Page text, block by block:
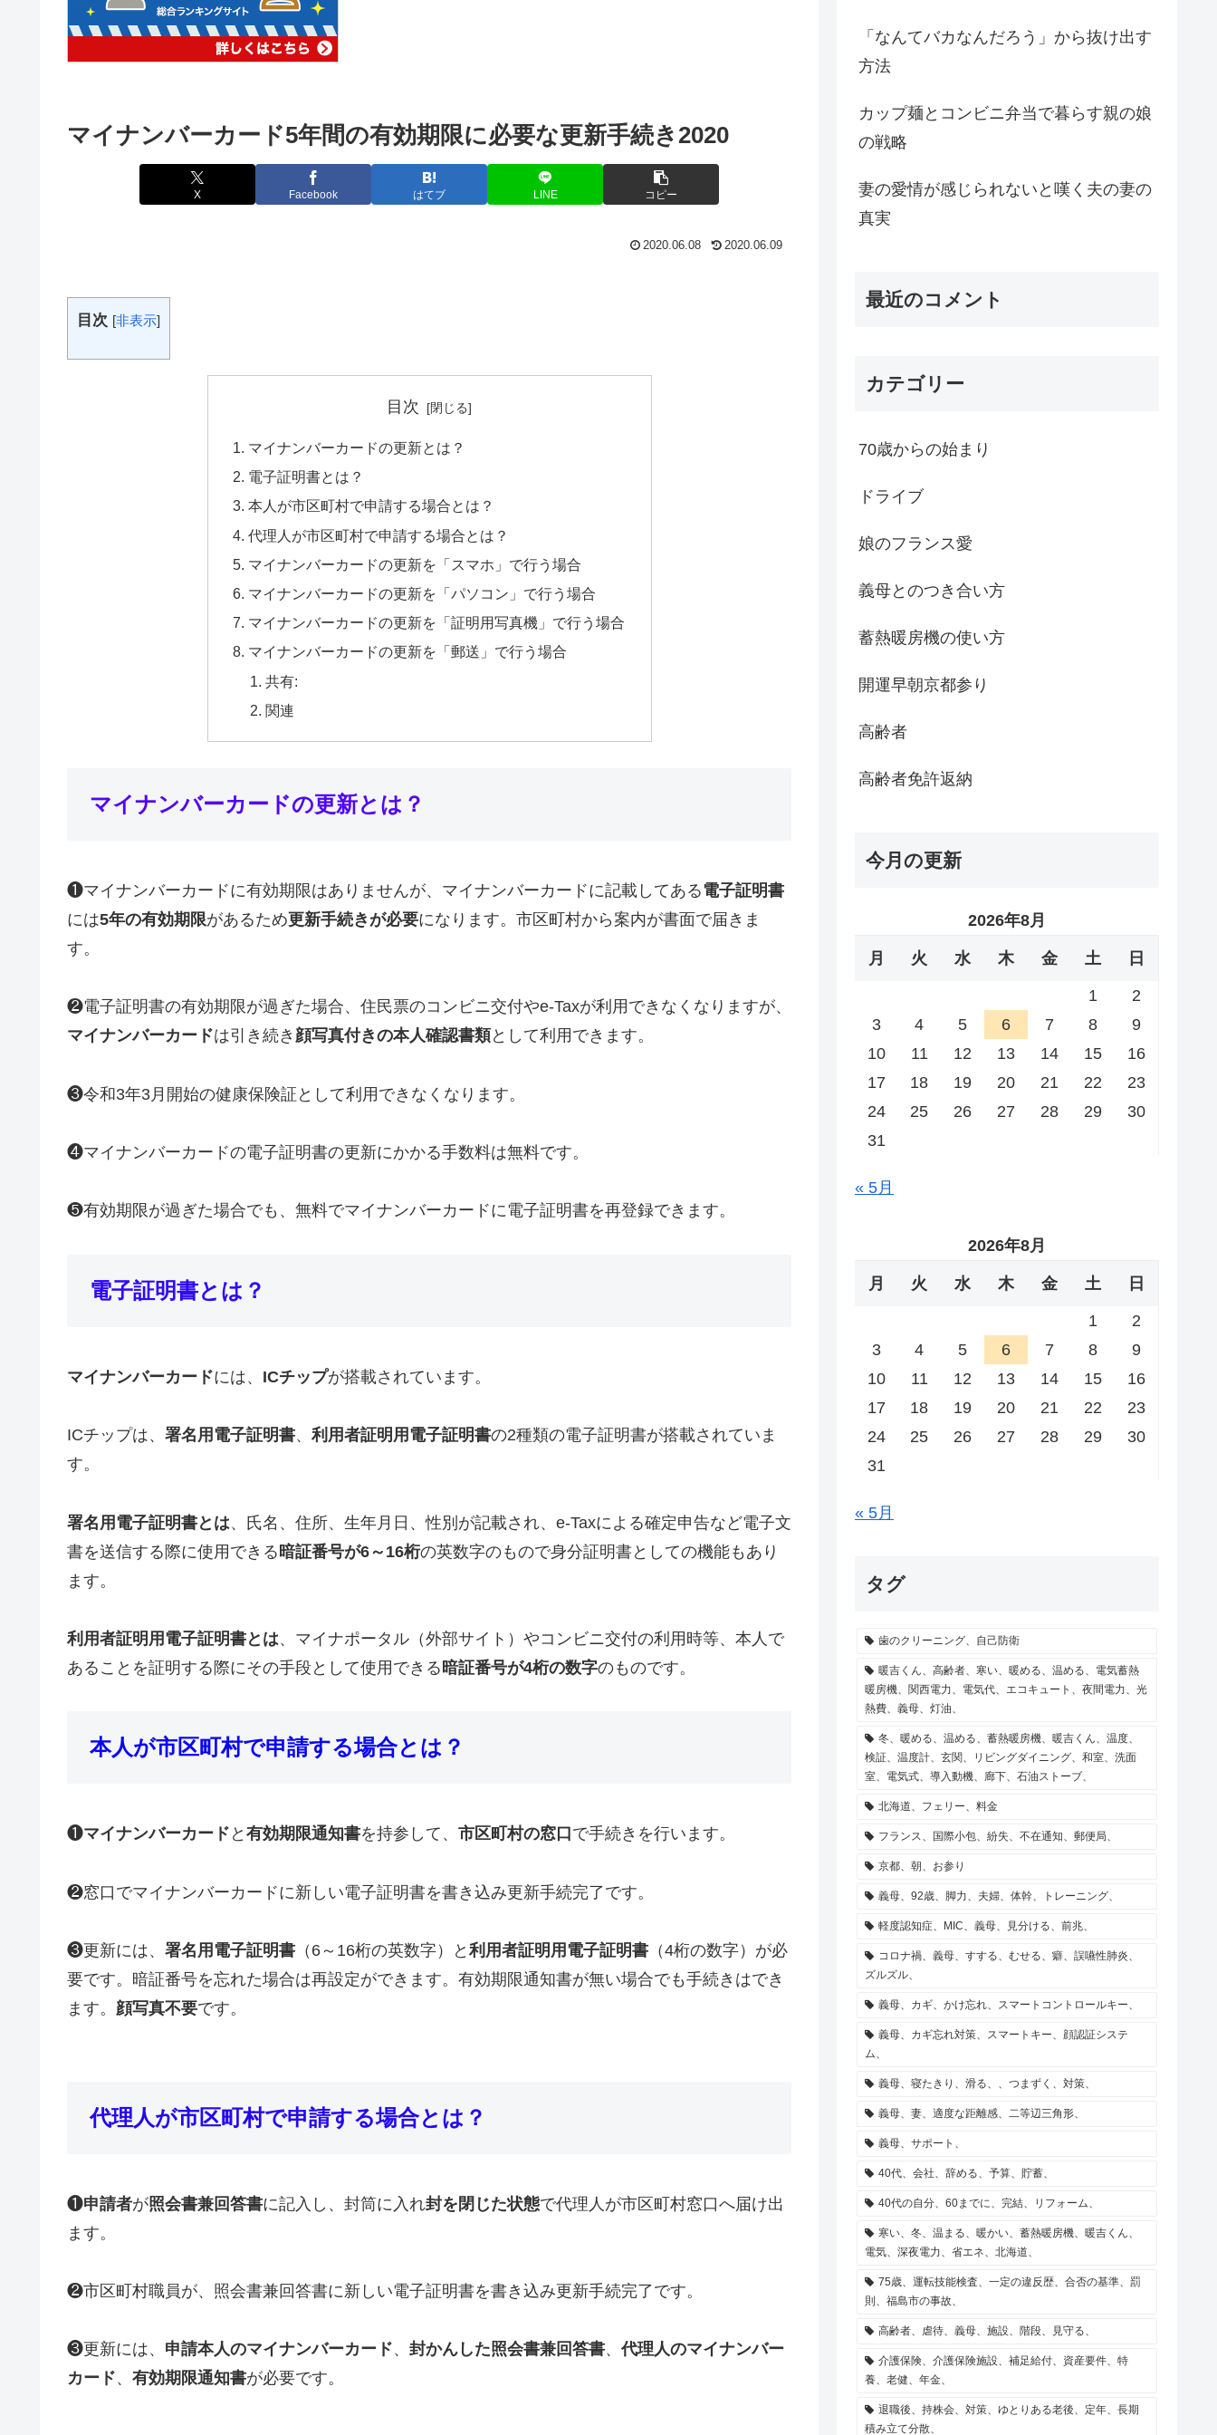
マイナンバーカード5年間の有効期限に必要な更新手続き2020
X Facebook はてブ LINE コピー
2020.06.08 2020.06.09
目次 [非表示]
目次
マイナンバーカードの更新とは？
電子証明書とは？
本人が市区町村で申請する場合とは？
代理人が市区町村で申請する場合とは？
マイナンバーカードの更新を「スマホ」で行う場合
マイナンバーカードの更新を「パソコン」で行う場合
マイナンバーカードの更新を「証明用写真機」で行う場合
マイナンバーカードの更新を「郵送」で行う場合
共有:
関連
マイナンバーカードの更新とは？
❶マイナンバーカードに有効期限はありませんが、マイナンバーカードに記載してある電子証明書
には5年の有効期限があるため更新手続きが必要になります。市区町村から案内が書面で届きま
す。
❷電子証明書の有効期限が過ぎた場合、住民票のコンビニ交付やe-Taxが利用できなくなりますが、
マイナンバーカードは引き続き 顔写真付きの本人確認書類として利用できます。
❸令和3年3月開始の健康保険証として利用できなくなります。
❹マイナンバーカードの電子証明書の更新にかかる手数料は無料です。
❺有効期限が過ぎた場合でも、無料でマイナンバーカードに電子証明書を再登録できます。
電子証明書とは？
マイナンバーカードには、 ICチップが搭載されています。
ICチップは、 署名用電子証明書、 利用者証明用電子証明書の2種類の電子証明書が搭載されていま
す。
署名用電子証明書とは、氏名、住所、生年月日、性別が記載され、e-Taxによる確定申告など電子文
書を送信する際に使用できる 暗証番号が6～16桁の英数字のもので身分証明書としての機能もあり
ます。
利用者証明用電子証明書とは、マイナポータル（外部サイト）やコンビニ交付の利用時等、本人で
あることを証明する際にその手段として使用できる 暗証番号が4桁の数字のものです。
本人が市区町村で申請する場合とは？
❶マイナンバーカード と 有効期限通知書を持参して、 市区町村の窓口 で手続きを行います。
❷窓口でマイナンバーカードに新しい電子証明書を書き込み更新手続完了です。
❸更新には、 署名用電子証明書 （6～16桁の英数字）と 利用者証明用電子証明書 （4桁の数字）が必
要です。暗証番号を忘れた場合は再設定ができます。有効期限通知書が無い場合でも手続きはでき
ます。 顔写真不要です。
代理人が市区町村で申請する場合とは？
❶申請者が照会書兼回答書に記入し、封筒に入れ封を閉じた状態で代理人が市区町村窓口へ届け出
ます。
❷市区町村職員が、照会書兼回答書に新しい電子証明書を書き込み更新手続完了です。
❸更新には、 申請本人のマイナンバーカード、 封かんした照会書兼回答書、代理人のマイナンバー
カード、 有効期限通知書が必要です。
「なんてバカなんだろう」から抜け出す
方法
カップ麺とコンビニ弁当で暮らす親の娘
の戦略
妻の愛情が感じられないと嘆く夫の妻の
真実
最近のコメント
カテゴリー
70歳からの始まり
ドライブ
娘のフランス愛
義母とのつき合い方
蓄熱暖房機の使い方
開運早朝京都参り
高齢者
高齢者免許返納
今月の更新
2026年8月
月 火 水 木 金 土 日
1
2
3
4 5 6 7 8
9
10
11 12 13 14 15
16
17
18 19 20 21 22
23
24
25 26 27 28 29
30
31
« 5月
2026年8月
月 火 水 木 金 土 日
1
2
3
4 5 6 7 8
9
10
11 12 13 14 15
16
17
18 19 20 21 22
23
24
25 26 27 28 29
30
31
« 5月
タグ
歯のクリーニング、自己防衛
暖吉くん、高齢者、寒い、暖める、温める、電気蓄熱
暖房機、関西電力、電気代、エコキュート、夜間電力、光
熱費、義母、灯油、
冬、暖める、温める、蓄熱暖房機、暖吉くん、温度、
検証、温度計、玄関、リビングダイニング、和室、洗面
室、電気式、導入動機、廊下、石油ストーブ、
北海道、フェリー、料金
フランス、国際小包、紛失、不在通知、郵便局、
京都、朝、お参り
義母、92歳、脚力、夫婦、体幹、トレーニング、
軽度認知症、MIC、義母、見分ける、前兆、
コロナ禍、義母、すする、むせる、癖、誤嚥性肺炎、
ズルズル、
義母、カギ、かけ忘れ、スマートコントロールキー、
義母、カギ忘れ対策、スマートキー、顔認証システ
ム、
義母、寝たきり、滑る、、つまずく、対策、
義母、妻、適度な距離感、二等辺三角形、
義母、サポート、
40代、会社、辞める、予算、貯蓄、
40代の自分、60までに、完結、リフォーム、
寒い、冬、温まる、暖かい、蓄熱暖房機、暖吉くん、
電気、深夜電力、省エネ、北海道、
75歳、運転技能検査、一定の違反歴、合否の基準、罰
則、福島市の事故、
高齢者、虐待、義母、施設、階段、見守る、
介護保険、介護保険施設、補足給付、資産要件、特
養、老健、年金、
退職後、持株会、対策、ゆとりある老後、定年、長期
積み立て分散、